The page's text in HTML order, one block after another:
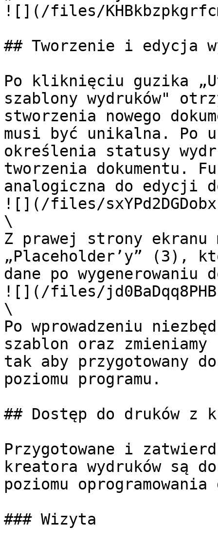
![](/files/
## Tworzenie i edycja
Po kliknięciu guzika
szablony wydruków"
stworzenia nowego
musi być unikalna. Po
określenia statusy
tworzenia dokumentu.
analogiczna do edycji
![](/files/
\
Z prawej strony ekranu
„Placeholder’y” (3),
dane po wygenerowaniu
![](/files/
\
Po wprowadzeniu
szablon oraz
tak aby przygotowany
poziomu programu.
## Dostęp do druków z
Przygotowane i
kreatora wydruków są
poziomu
### Wizyta